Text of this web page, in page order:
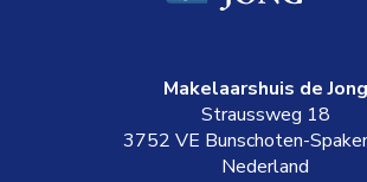
Makelaarshuis de Jong
Straussweg 18
3752 VE Bunschoten-
Nederland